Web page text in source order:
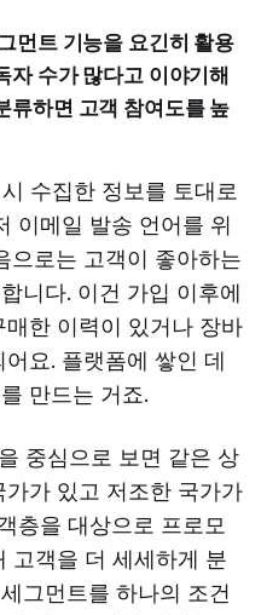
먼트 기능을 요긴히 활용
자 수가 많다고 이야기해
류하면 고객 참여도를 높
수집한 정보를 토대로
이메일 발송 언어를 위
으로는 고객이 좋아하는
니다. 이건 가입 이후에
한 이력이 있거나 장바
요. 플랫폼에 쌓인 데
만드는 거죠.
중심으로 보면 같은 상
가 있고 저조한 국가가
층을 대상으로 프로모
고객을 더 세세하게 분
그먼트를 하나의 조건